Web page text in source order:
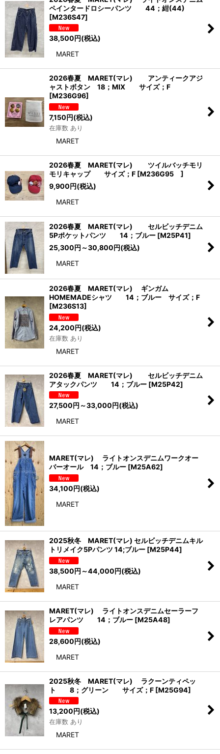
ペインタードロシーパンツ 44；紺(44)
[M236S47]
38,500円(税込)
MARET
2026春夏 MARET(マレ) アンティークアジ
ャストボタン 18；MIX サイズ；F
[M236G96]
7,150円(税込)
在庫数 あり
MARET
2026春夏 MARET(マレ) ツイルバッチモリ
モリキャップ サイズ；F [M236G95 ]
9,900円(税込)
MARET
2026春夏 MARET(マレ) セルビッチデニム
5Pポケットパンツ 14；ブルー [M25P41]
25,300 円 ～30,800 円(税込)
MARET
2026春夏 MARET(マレ) ギンガム
HOMEMADEシャツ 14；ブルー サイズ；F
[M236S13]
24,200円(税込)
在庫数 あり
MARET
2026春夏 MARET(マレ) セルビッチデニム
アタックパンツ 14；ブルー [M25P42]
27,500円 ～33,000円(税込)
MARET
MARET(マレ) ライトオンスデニムワークオー
バーオール 14；ブルー [M25A62]
34,100円(税込)
MARET
2025秋冬 MARET(マレ) セルビッチデニムキル
トリメイク5Pパンツ 14;ブルー [M25P44]
38,500円 ～44,000円(税込)
MARET
MARET(マレ) ライトオンスデニムセーラーフ
レアパンツ 14；ブルー [M25A48]
28,600円(税込)
MARET
2025秋冬 MARET(マレ) ラクーンティペッ
ト 8；グリーン サイズ；F [M25G94]
13,200円(税込)
在庫数 あり
MARET